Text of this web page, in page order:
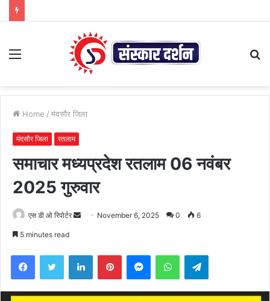
Menu
Home / मंदसौर जिला
मंदसौर जिला रतलाम
समाचार मध्यप्रदेश रतलाम 06 नवंबर
2025 गुरुवार
एस डी ओ रिपोर्टर
Send November 6, 2025 0 6
5 minutes read
FacebookTwitter LinkedInPinterestMessengerWhatsAppTelegram